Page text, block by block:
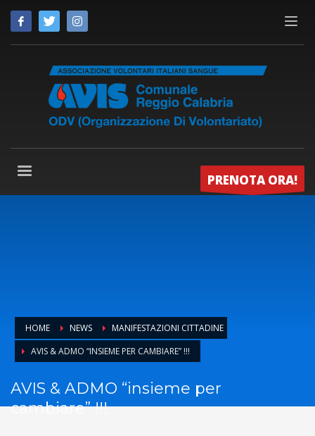
PRENOTA ORA!
HOME NEWS
MANIFESTAZIONI CITTADINE
AVIS & ADMO “INSIEME PER CAMBIARE” !!!
AVIS & ADMO “insieme per
cambiare” !!!